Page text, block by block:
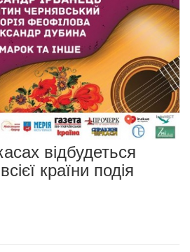
відбудеться
країни подія